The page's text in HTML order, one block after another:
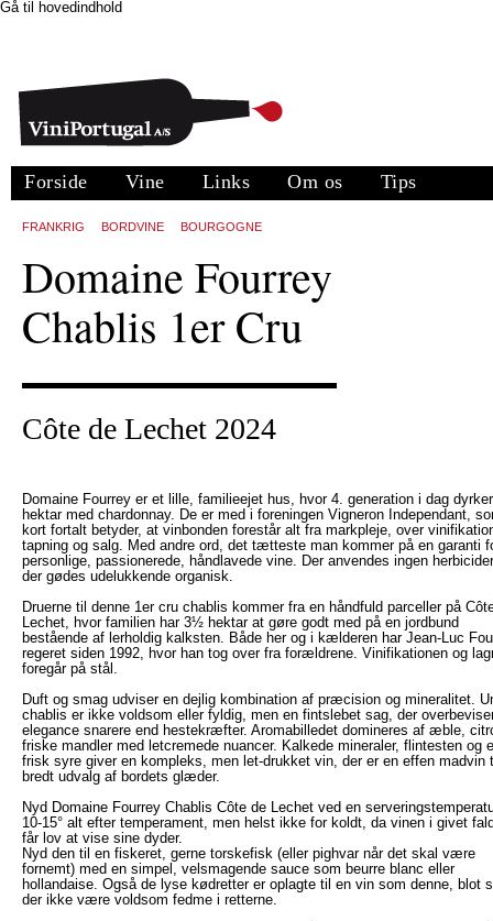
Gå til hovedindhold
Forside Vine Links Om os Tips
FRANKRIG BORDVINE BOURGOGNE
Domaine Fourrey
Chablis 1er Cru
Côte de Lechet 2024
Domaine Fourrey er et lille, familieejet hus, hvor 4. generation i dag
hektar med chardonnay. De er med i foreningen Vigneron Independant,
kort fortalt betyder, at vinbonden forestår alt fra markpleje, over
tapning og salg. Med andre ord, det tætteste man kommer på en garanti
personlige, passionerede, håndlavede vine. Der anvendes ingen
der gødes udelukkende organisk.
Druerne til denne 1er cru chablis kommer fra en håndfuld parceller på
Lechet, hvor familien har 3½ hektar at gøre godt med på en jordbund
bestående af lerholdig kalksten. Både her og i kælderen har Jean-Luc
regeret siden 1992, hvor han tog over fra forældrene. Vinifikationen og
foregår på stål.
Duft og smag udviser en dejlig kombination af præcision og mineralitet.
chablis er ikke voldsom eller fyldig, men en fintslebet sag, der
elegance snarere end hestekræfter. Aromabilledet domineres af æble,
friske mandler med letcremede nuancer. Kalkede mineraler, flintesten og
frisk syre giver en kompleks, men let-drukket vin, der er en effen madvin
bredt udvalg af bordets glæder.
Nyd Domaine Fourrey Chablis Côte de Lechet ved en
10-15° alt efter temperament, men helst ikke for koldt, da vinen i givet
får lov at vise sine dyder.
Nyd den til en fiskeret, gerne torskefisk (eller pighvar når det skal være
fornemt) med en simpel, velsmagende sauce som beurre blanc eller
hollandaise. Også de lyse kødretter er oplagte til en vin som denne, blot
der ikke være voldsom fedme i retterne.